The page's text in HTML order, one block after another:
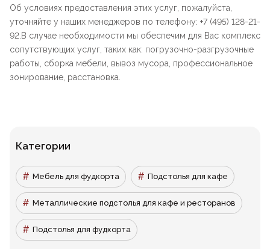
Об условиях предоставления этих услуг, пожалуйста,
уточняйте у наших менеджеров по телефону: +7 (495) 128-21-
92.В случае необходимости мы обеспечим для Вас комплекс
сопутствующих услуг, таких как: погрузочно-разгрузочные
работы, сборка мебели, вывоз мусора, профессиональное
зонирование, расстановка.
Категории
Мебель для фудкорта Подстолья для кафе
Металлические подстолья для кафе и ресторанов
Подстолья для фудкорта